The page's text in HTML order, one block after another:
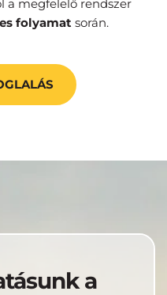
a megfelelő rendszer
folyamat során.
a